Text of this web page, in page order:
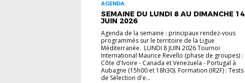
AGENDA
SEMAINE DU LUNDI 8 AU DIMANCHE 14
JUIN 2026
Agenda de la semaine : principaux rendez-vous
programmés sur le territoire de la Ligue
Méditerranée. LUNDI 8 JUIN 2026 Tournoi
International Maurice Revello (phase de groupes) :
Côte d'Ivoire - Canada et Venezuela - Portugal à
Aubagne (15h00 et 18h30). Formation (IR2F) : Tests
de Sélection d'e...